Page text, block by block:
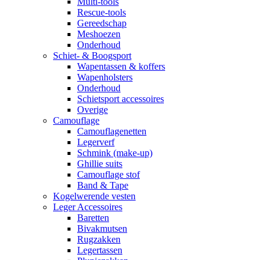
Rescue-tools
Gereedschap
Meshoezen
Onderhoud
Schiet- & Boogsport
Wapentassen & koffers
Wapenholsters
Onderhoud
Schietsport accessoires
Overige
Camouflage
Camouflagenetten
Legerverf
Schmink (make-up)
Ghillie suits
Camouflage stof
Band & Tape
Kogelwerende vesten
Leger Accessoires
Baretten
Bivakmutsen
Rugzakken
Legertassen